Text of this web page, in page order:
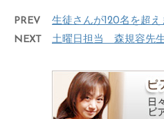
PREV
生徒さんが120名を超え
NEXT
土曜日担当 森規容先